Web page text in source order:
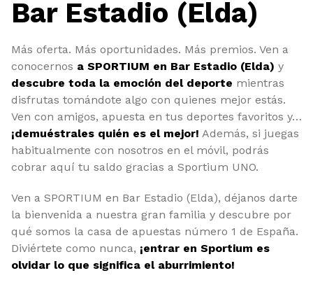
Bar Estadio (Elda)
Más oferta. Más oportunidades. Más premios. Ven a
conocernos a SPORTIUM en Bar Estadio (Elda) y
descubre toda la emoción del deporte mientras
disfrutas tomándote algo con quienes mejor estás.
Ven con amigos, apuesta en tus deportes favoritos y…
¡demuéstrales quién es el mejor! Además, si juegas
habitualmente con nosotros en el móvil, podrás
cobrar aquí tu saldo gracias a Sportium UNO.
Ven a SPORTIUM en Bar Estadio (Elda), déjanos darte
la bienvenida a nuestra gran familia y descubre por
qué somos la casa de apuestas número 1 de España.
Diviértete como nunca, ¡entrar en Sportium es
olvidar lo que significa el aburrimiento!